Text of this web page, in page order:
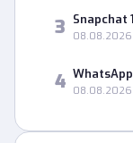
3 Snapchat
08.08.2026
4 08.08.2026